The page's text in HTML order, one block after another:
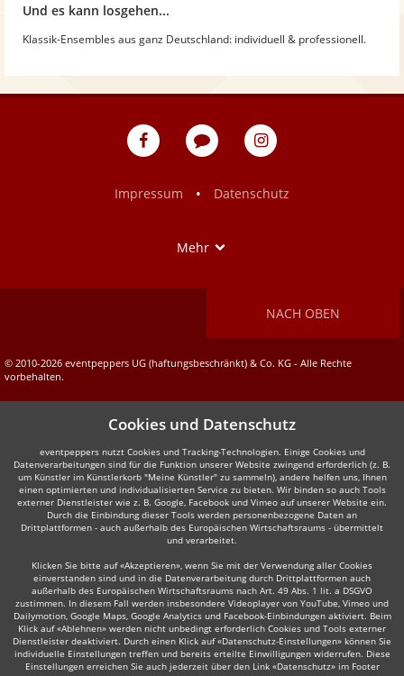
Und es kann losgehen...
Klassik-Ensembles aus ganz Deutschland: individuell & professionell.
eventpeppers
Blog
eventpeppers
Impressum
• Datenschutz
Mehr
NACH OBEN
© 2010-2026 eventpeppers UG (haftungsbeschränkt) & Co. KG - Alle Rechte
vorbehalten.
Cookies und Datenschutz
eventpeppers nutzt Cookies und Tracking-Technologien. Einige Cookies und
Datenverarbeitungen sind für die Funktion unserer Website zwingend erforderlich (z. B.
um Künstler im Künstlerkorb "Meine Künstler" zu sammeln), andere helfen uns, Ihnen
einen optimierten und individualisierten Service zu bieten. Wir binden so auch Tools
externer Dienstleister wie z. B. Google, Facebook und Vimeo auf unserer Website ein.
Durch die Einbindung dieser Tools werden personenbezogene Daten an
Drittplattformen - auch außerhalb des Europäischen Wirtschaftsraums - übermittelt
und verarbeitet.
Klicken Sie bitte auf «Akzeptieren», wenn Sie mit der Verwendung aller Cookies
einverstanden sind und in die Datenverarbeitung durch Drittplattformen auch
außerhalb des Europäischen Wirtschaftsraums nach Art. 49 Abs. 1 lit. a DSGVO
zustimmen. In diesem Fall werden insbesondere Videoplayer von YouTube, Vimeo und
Dailymotion, Google Maps, Google Analytics und Facebook-Einbindungen aktiviert. Beim
Klick auf «Ablehnen» werden nicht unbedingt erforderlich Cookies und Tools externer
Dienstleister deaktiviert. Durch einen Klick auf «Datenschutz-Einstellungen» können Sie
individuelle Einstellungen treffen und bereits erteilte Einwilligungen widerrufen. Diese
Einstellungen erreichen Sie auch jederzeit über den Link «Datenschutz» im Footer